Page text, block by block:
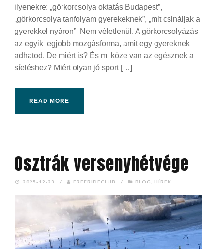
ilyenekre: „görkorcsolya oktatás Budapest”,
„görkorcsolya tanfolyam gyerekeknek”, „mit csináljak a
gyerekkel nyáron”. Nem véletlenül. A görkorcsolyázás
az egyik legjobb mozgásforma, amit egy gyereknek
adhatod. De miért is? És mi köze van az egésznek a
síeléshez? Miért olyan jó sport […]
READ MORE
Osztrák versenyhétvége
2025-12-23 / FREERIDECLUB / BLOG HÍREK